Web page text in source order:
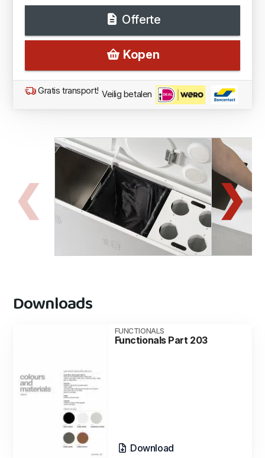
Offerte
Kopen
Gratis transport! Veilig betalen
Downloads
FUNCTIONALS
Functionals Part 203
Download